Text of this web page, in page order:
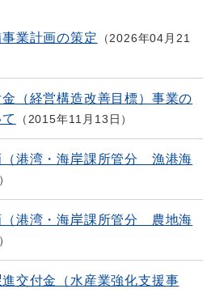
業計画の策定
2026年04月21
（経営構造改善目標）事業の
2015年11月13日
（港湾・海岸課所管分 漁港海
（港湾・海岸課所管分 農地海
交付金（水産業強化支援事